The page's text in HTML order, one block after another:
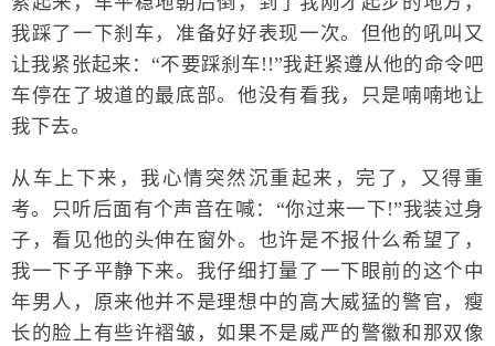
我踩了一下刹车，准备好好表现一次。但他的吼叫又
让我紧张起来：“不要踩刹车!!”我赶紧遵从他的命令吧
车停在了坡道的最底部。他没有看我，只是喃喃地让
我下去。
从车上下来，我心情突然沉重起来，完了，又得重
考。只听后面有个声音在喊：“你过来一下!”我装过身
子，看见他的头伸在窗外。也许是不报什么希望了，
我一下子平静下来。我仔细打量了一下眼前的这个中
年男人，原来他并不是理想中的高大威猛的警官，瘦
长的脸上有些许褶皱，如果不是威严的警徽和那双像